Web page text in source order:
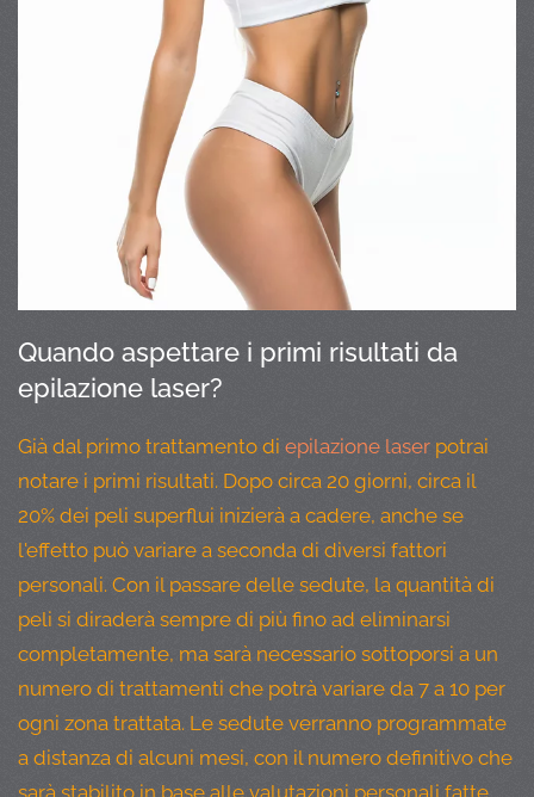
Quando aspettare i primi risultati da
epilazione laser?
Già dal primo trattamento di epilazione laser potrai
notare i primi risultati. Dopo circa 20 giorni, circa il
20% dei peli superflui inizierà a cadere, anche se
l'effetto può variare a seconda di diversi fattori
personali. Con il passare delle sedute, la quantità di
peli si diraderà sempre di più fino ad eliminarsi
completamente, ma sarà necessario sottoporsi a un
numero di trattamenti che potrà variare da 7 a 10 per
ogni zona trattata. Le sedute verranno programmate
a distanza di alcuni mesi, con il numero definitivo che
sarà stabilito in base alle valutazioni personali fatte